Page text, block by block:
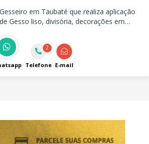
Gesseiro em Taubaté que realiza aplicação
de Gesso liso, divisória, decorações em
2
Telefone E-mail